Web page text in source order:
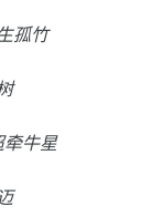
孤竹
牵牛星